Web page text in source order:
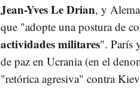
Jean-Yves Le Drian, y
que "adopte una postura de
actividades militares". París
de paz en Ucrania (en el
"retórica agresiva" contra